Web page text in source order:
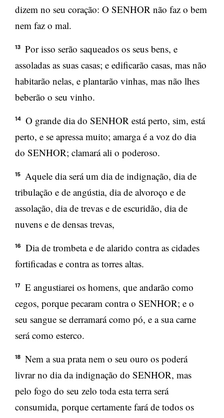
dizem no seu coração: O SENHOR não faz o bem
nem faz o mal.
13
Por isso serão saqueados os seus bens, e
assoladas as suas casas; e edificarão casas, mas não
habitarão nelas, e plantarão vinhas, mas não lhes
beberão o seu vinho.
14
O grande dia do SENHOR está perto, sim, está
perto, e se apressa muito; amarga é a voz do dia
do SENHOR; clamará ali o poderoso.
15
Aquele dia será um dia de indignação, dia de
tribulação e de angústia, dia de alvoroço e de
assolação, dia de trevas e de escuridão, dia de
nuvens e de densas trevas,
16
Dia de trombeta e de alarido contra as cidades
fortificadas e contra as torres altas.
17
E angustiarei os homens, que andarão como
cegos, porque pecaram contra o SENHOR; e o
seu sangue se derramará como pó, e a sua carne
será como esterco.
18
Nem a sua prata nem o seu ouro os poderá
livrar no dia da indignação do SENHOR, mas
pelo fogo do seu zelo toda esta terra será
consumida, porque certamente fará de todos os